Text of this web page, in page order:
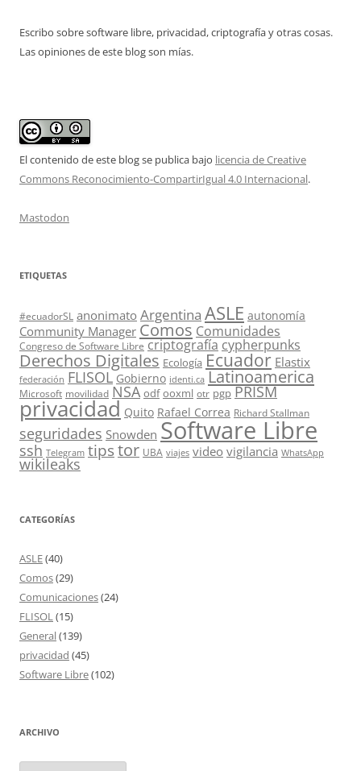
Escribo sobre software libre, privacidad, criptografía y otras cosas.
Las opiniones de este blog son mías.
El contenido de este blog se publica bajo licencia de Creative
Commons Reconocimiento-CompartirIgual 4.0 Internacional.
Mastodon
ETIQUETAS
#ecuadorSL anonimato Argentina ASLE autonomía
Community Manager Comos Comunidades
Congreso de Software Libre criptografía cypherpunks
Derechos Digitales Ecología Ecuador Elastix
federación FLISOL Gobierno identi.ca Latinoamerica
Microsoft movilidad NSA odf ooxml otr pgp PRISM
privacidad Quito Rafael Correa Richard Stallman
seguridades Snowden Software Libre
ssh Telegram tips tor UBA viajes video vigilancia WhatsApp
wikileaks
CATEGORÍAS
ASLE(40)
Comos(29)
Comunicaciones(24)
FLISOL(15)
General(139)
privacidad (45)
Software Libre(102)
ARCHIVO
Archivo